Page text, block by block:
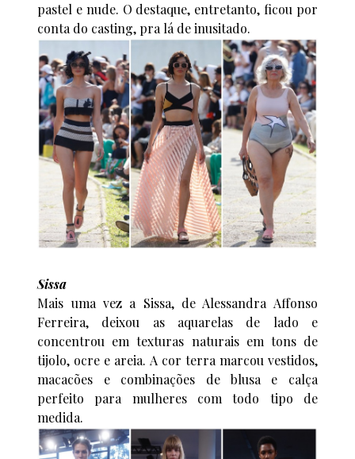
pastel e nude. O destaque, entretanto, ficou por
conta do casting, pra lá de inusitado.
Sissa
Mais uma vez a Sissa, de Alessandra Affonso
Ferreira, deixou as aquarelas de lado e
concentrou em texturas naturais em tons de
tijolo, ocre e areia. A cor terra marcou vestidos,
macacões e combinações de blusa e calça
perfeito para mulheres com todo tipo de
medida.